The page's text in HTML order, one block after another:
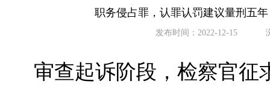
职务侵占罪，认罪认罚建议量刑五
发布时间：2022-12-15
审查起诉阶段，检察官征